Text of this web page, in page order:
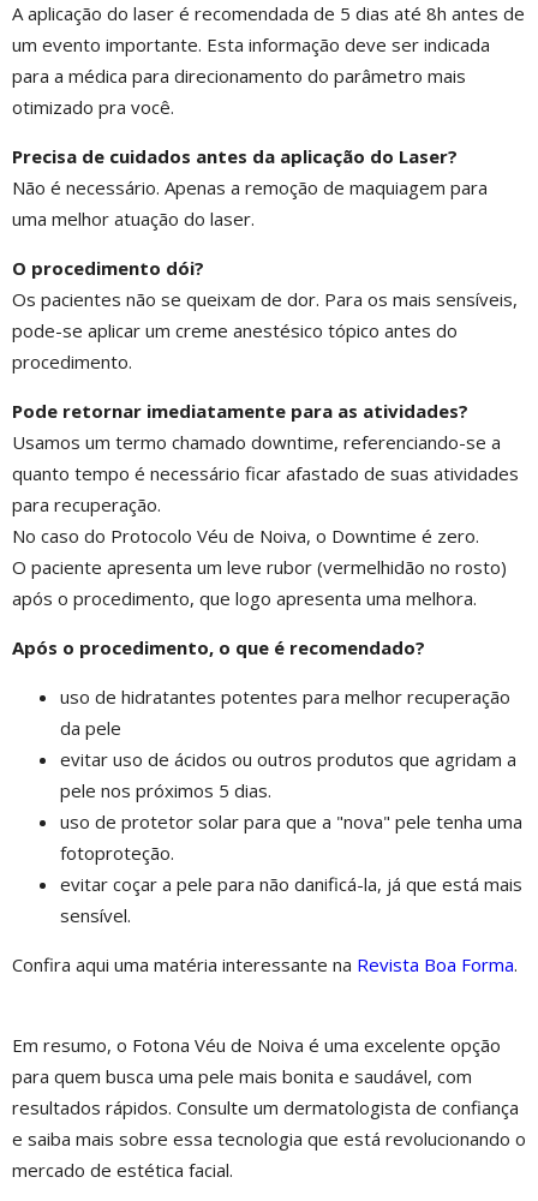
A aplicação do laser é recomendada de 5 dias até 8h antes de
um evento importante. Esta informação deve ser indicada
para a médica para direcionamento do parâmetro mais
otimizado pra você.
Precisa de cuidados antes da aplicação do Laser?
Não é necessário. Apenas a remoção de maquiagem para
uma melhor atuação do laser.
O procedimento dói?
Os pacientes não se queixam de dor. Para os mais sensíveis,
pode-se aplicar um creme anestésico tópico antes do
procedimento.
Pode retornar imediatamente para as atividades?
Usamos um termo chamado downtime, referenciando-se a
quanto tempo é necessário ficar afastado de suas atividades
para recuperação.
No caso do Protocolo Véu de Noiva, o Downtime é zero.
O paciente apresenta um leve rubor (vermelhidão no rosto)
após o procedimento, que logo apresenta uma melhora.
Após o procedimento, o que é recomendado?
uso de hidratantes potentes para melhor recuperação
da pele
evitar uso de ácidos ou outros produtos que agridam a
pele nos próximos 5 dias.
uso de protetor solar para que a "nova" pele tenha uma
fotoproteção.
evitar coçar a pele para não danificá-la, já que está mais
sensível.
Confira aqui uma matéria interessante na Revista Boa Forma.
Em resumo, o Fotona Véu de Noiva é uma excelente opção
para quem busca uma pele mais bonita e saudável, com
resultados rápidos. Consulte um dermatologista de confiança
e saiba mais sobre essa tecnologia que está revolucionando o
mercado de estética facial.